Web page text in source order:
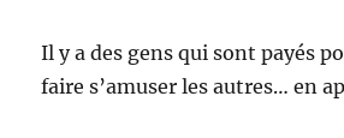
Il y a des gens qui sont payés
faire s’amuser les autres… en